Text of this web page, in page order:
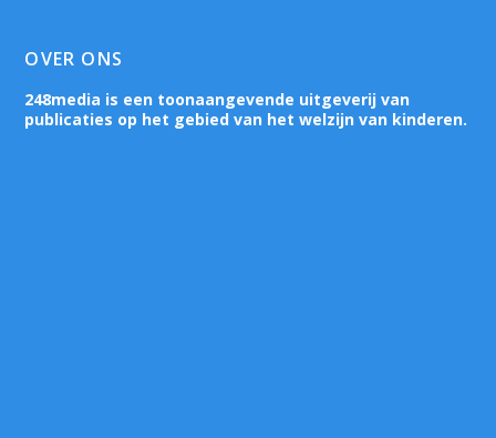
OVER ONS
248media is een toonaangevende uitgeverij van
publicaties op het gebied van het welzijn van kinderen.